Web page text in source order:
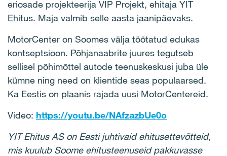
eriosade projekteerija VIP Projekt, ehitaja YIT
Ehitus. Maja valmib selle aasta jaanipäevaks.
MotorCenter on Soomes välja töötatud edukas
kontseptsioon. Põhjanaabrite juures tegutseb
sellisel põhimõttel autode teenuskeskusi juba üle
kümne ning need on klientide seas populaarsed.
Ka Eestis on plaanis rajada uusi MotorCentereid.
Video: https://youtu.be/NAfzazbUe0o
YIT Ehitus AS on Eesti juhtivaid ehitusettevõtteid,
mis kuulub Soome ehitusteenuseid pakkuvasse